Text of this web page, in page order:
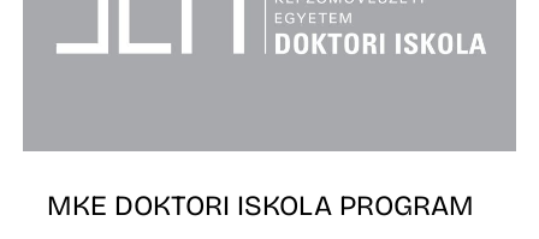
MKE DOKTORI ISKOLA PROGRAM